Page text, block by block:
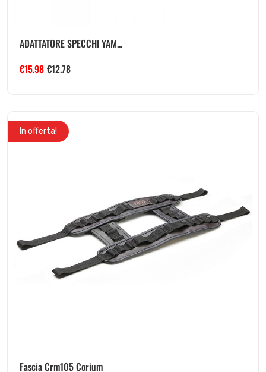
ADATTATORE SPECCHI YAM...
€15.98 €12.78
In offerta!
Fascia Crm105 Corium